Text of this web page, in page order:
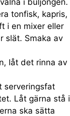
i buljongen.
tonfisk, kapris,
i en mixer eller
slät. Smaka av
låt det rinna av
serveringsfat
Låt gärna stå i
ska sätta